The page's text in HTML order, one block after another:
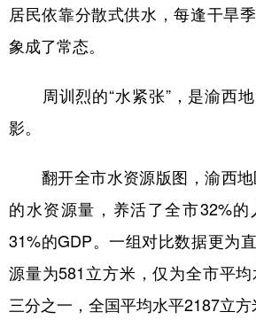
居民依靠分散式供水，每逢干旱
象成了常态。
周训烈的“水紧张”，是渝西地
影。
翻开全市水资源版图，渝西地
的水资源量，养活了全市32%
31%的GDP。一组对比数据更为
源量为581立方米，仅为全市平
三分之一，全国平均水平2187立方